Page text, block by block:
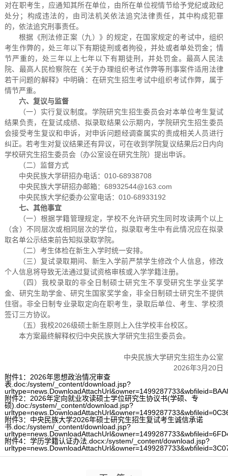
对在职考生，应通知其所在单位，由所在单位视情节给予党纪或政纪
处分；构成违法的，由司法机关依法追究法律责任，其中构成犯罪
的，依法追究刑事责任。
根据《刑法修正案（九）》的规定，在国家规定的考试中，组织
考生作弊的，处三年以下有期徒刑或者拘役，并处或者单处罚金；情
节严重的，处三年以上七年以下有期徒刑，并处罚金。最高人民法
院、最高人民检察院在《关于办理组织考试作弊等刑事案件适用法律
若干问题的解释》中明确：在研究生招生考试中组织考试作弊，属于
情节严重。
六、复议与监督
（一）实行复议制度。学院研究生招生委员会对本单位考生复试
结果负责，在复试成绩、拟录取结果公示期内，学院研究生招生委员
会接受考生复议和申诉，对申诉问题经调查属实的责成相关人员进行
纠正。若考生对复议结果还有异议，可在收到学院复议结果后2日内向
学校研究生招生委员会（办公室设在研究生院）提出申诉。
（二）监督方式
中央民族大学研招办电话：010-68938708
中央民族大学研招办邮箱：68932544@163.com
中央民族大学纪委办公室电话：010-68933192
七、其他事宜
（一）根据学籍管理规定，学校不允许研究生同时攻读两个以上
（含）不同层次或相同层次的学位，拟录取考生中有此情况应在拟录
取名单公示结束前告知拟录取学院。
（二）考生体检在新生入学时统一安排。
（三）复试录取期间、新生入学前严禁学生修改个人信息，修改
个人信息将导致无法通过复试资格审核或入学学籍注册。
（四）我校录取的非全日制硕士研究生不享受研究生学业奖学
金、研究生助学金、研究生国家奖学金，非全日制硕士研究生不提供
住宿。非全日制专业录取定向在职考生，录取后单位、考生、学校须
签订三方协议。
（五）我校2026级硕士新生原则上入住学校丰台校区。
本方案最终解释权归中央民族大学研究生招生委员会。
中央民族大学研究生招生办公室
2026年3月20日
附件1：2026年思想政治情况审查
表.doc:/system/_content/download.jsp?
附件2：2026年定向就业攻读硕士学位研究生协议书(学硕、专
硕).doc:/system/_content/download.jsp?
附件3：中央民族大学2026年硕士研究生招生复试考生诚信承诺
书.doc:/system/_content/download.jsp?
附件4：学历学籍认证办法.docx:/system/_content/download.jsp?